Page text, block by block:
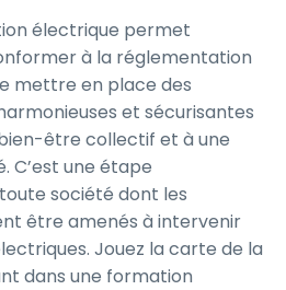
électrique permet
à la réglementation
mettre en place des
et sécurisantes
être collectif et à une
C’est une étape
société dont les
être amenés à intervenir
Jouez la carte de la
dans une formation